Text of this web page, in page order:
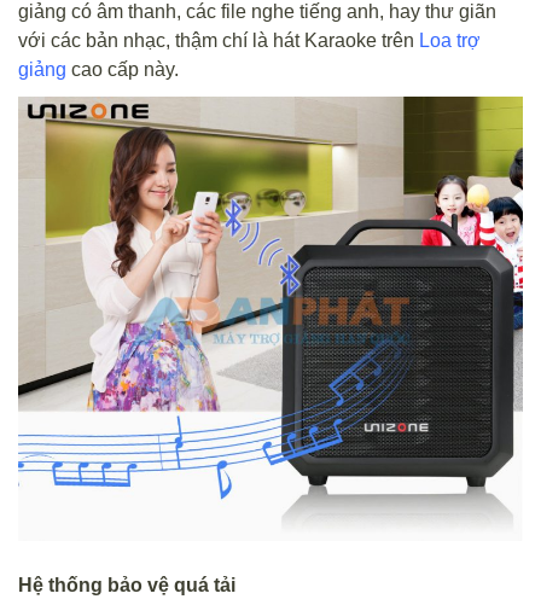
giảng có âm thanh, các file nghe tiếng anh, hay thư giãn
với các bản nhạc, thậm chí là hát Karaoke trên Loa trợ
giảng cao cấp này.
Hệ thống bảo vệ quá tải